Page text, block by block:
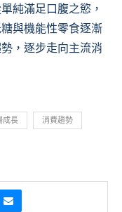
純滿足口腹之慾，
與機能性零食逐漸
，逐步走向主流消
成長 消費趨勢